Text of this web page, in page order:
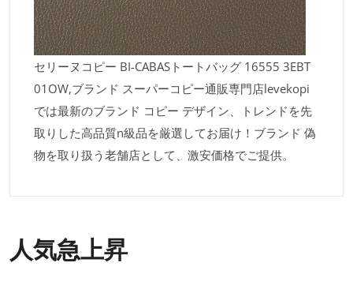
セリーヌコピー BI-CABASトートバッグ 16555 3EBT
01OW,ブランド スーパーコピー通販専門店levekopi
では最新のブランド コピー デザイン、トレンドを先
取りした高品質n級品を厳選してお届け！ブランド 偽
物を取り扱う老舗店として、激安価格でご提供。
人気急上昇